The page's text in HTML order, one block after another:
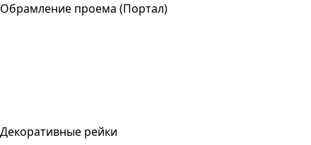
Обрамление проема (Портал)
Декоративные рейки